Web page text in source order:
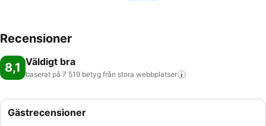
Recensioner
8,1 Väldigt bra
baserat på 7 519 betyg från stora webbplatser
Gästrecensioner